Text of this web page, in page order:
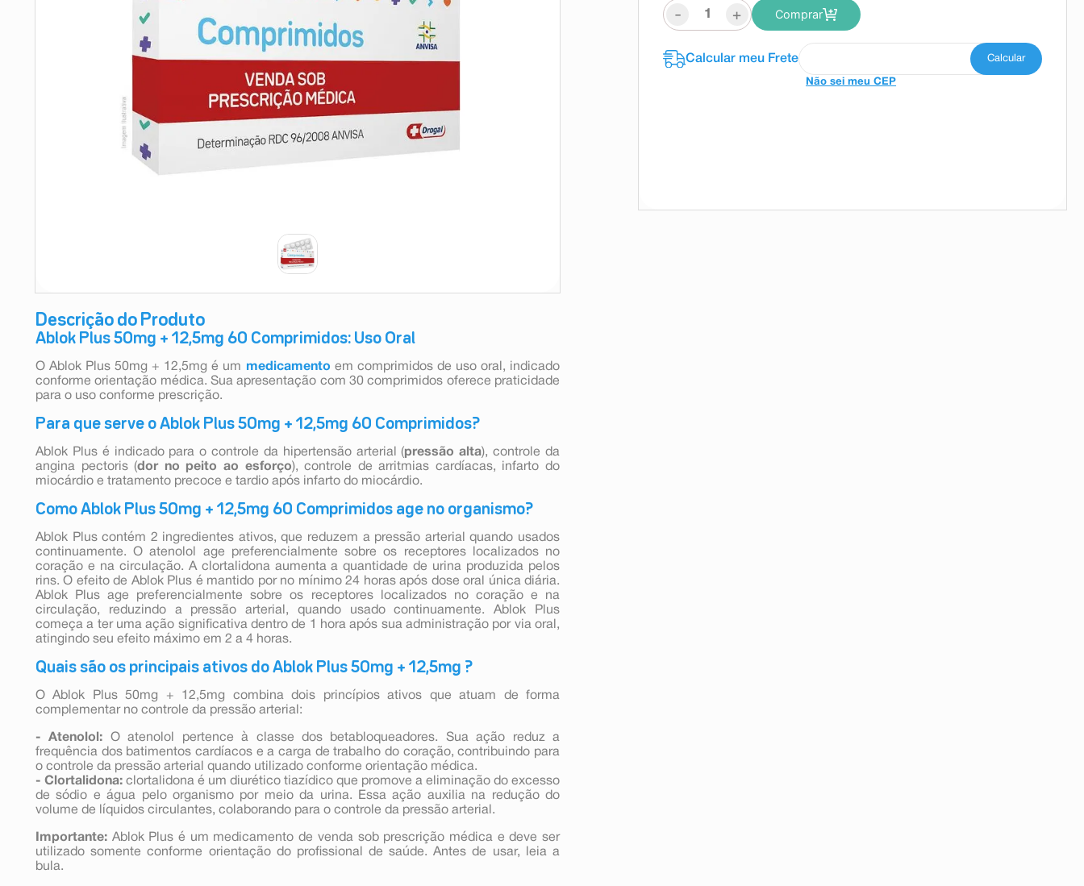
Descrição do Produto
Ablok Plus 50mg + 12,5mg 60 Comprimidos: Uso Oral
O Ablok Plus 50mg + 12,5mg é um medicamento em comprimidos de uso oral, indicado
conforme orientação médica. Sua apresentação com 30 comprimidos oferece praticidade
para o uso conforme prescrição.
Para que serve o Ablok Plus 50mg + 12,5mg 60 Comprimidos?
Ablok Plus é indicado para o controle da hipertensão arterial (pressão alta), controle da
angina pectoris (dor no peito ao esforço), controle de arritmias cardíacas, infarto do
miocárdio e tratamento precoce e tardio após infarto do miocárdio.
Como Ablok Plus 50mg + 12,5mg 60 Comprimidos age no organismo?
Ablok Plus contém 2 ingredientes ativos, que reduzem a pressão arterial quando usados
continuamente. O atenolol age preferencialmente sobre os receptores localizados no
coração e na circulação. A clortalidona aumenta a quantidade de urina produzida pelos
rins. O efeito de Ablok Plus é mantido por no mínimo 24 horas após dose oral única diária.
Ablok Plus age preferencialmente sobre os receptores localizados no coração e na
circulação, reduzindo a pressão arterial, quando usado continuamente. Ablok Plus
começa a ter uma ação significativa dentro de 1 hora após sua administração por via oral,
atingindo seu efeito máximo em 2 a 4 horas.
Quais são os principais ativos do Ablok Plus 50mg + 12,5mg ?
O Ablok Plus 50mg + 12,5mg combina dois princípios ativos que atuam de forma
complementar no controle da pressão arterial:
- Atenolol: O atenolol pertence à classe dos betabloqueadores. Sua ação reduz a
frequência dos batimentos cardíacos e a carga de trabalho do coração, contribuindo para
o controle da pressão arterial quando utilizado conforme orientação médica.
- Clortalidona: clortalidona é um diurético tiazídico que promove a eliminação do excesso
de sódio e água pelo organismo por meio da urina. Essa ação auxilia na redução do
volume de líquidos circulantes, colaborando para o controle da pressão arterial.
Importante: Ablok Plus é um medicamento de venda sob prescrição médica e deve ser
utilizado somente conforme orientação do profissional de saúde. Antes de usar, leia a
bula.
- + Comprar
Não sei meu CEP
10ºabsorvente